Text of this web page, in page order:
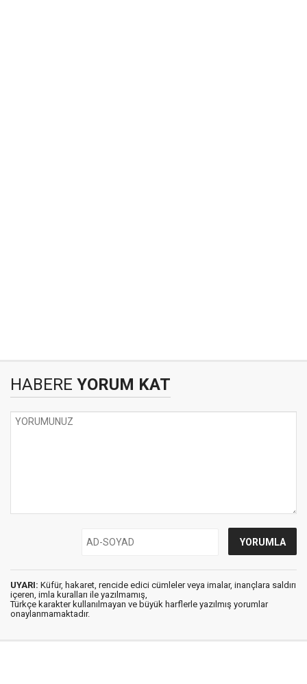
HABERE YORUM KAT
UYARI: Küfür, hakaret, rencide edici cümleler veya imalar, inançlara saldırı
içeren, imla kuralları ile yazılmamış,
Türkçe karakter kullanılmayan ve büyük harflerle yazılmış yorumlar
onaylanmamaktadır.